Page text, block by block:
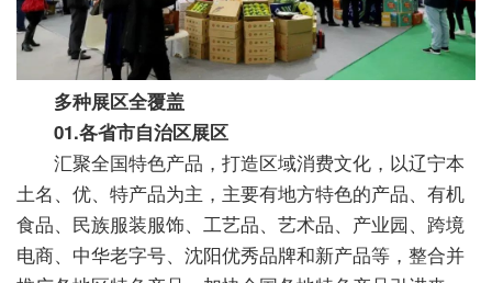
多种展区全覆盖
01.各省市自治区展区
汇聚全国特色产品，打造区域消费文化，以辽宁本
土名、优、特产品为主，主要有地方特色的产品、有机
食品、民族服装服饰、工艺品、艺术品、产业园、跨境
电商、中华老字号、沈阳优秀品牌和新产品等，整合并